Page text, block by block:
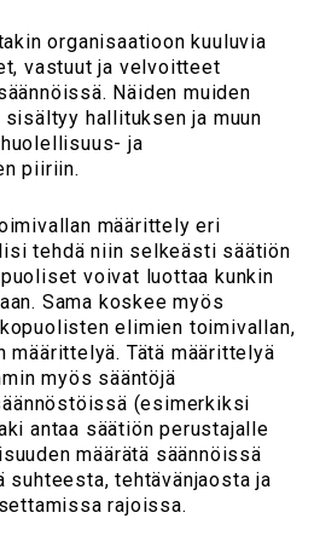
organisaatioon kuuluvia
vastuut ja velvoitteet
Näiden muiden
hallituksen ja muun
ja
piiriin.
määrittely eri
tehdä niin selkeästi säätiön
voivat luottaa kunkin
Sama koskee myös
elimien toimivallan,
määrittelyä. Tätä määrittelyä
myös sääntöjä
(esimerkiksi
antaa säätiön perustajalle
määrätä säännöissä
tehtävänjaosta ja
rajoissa.